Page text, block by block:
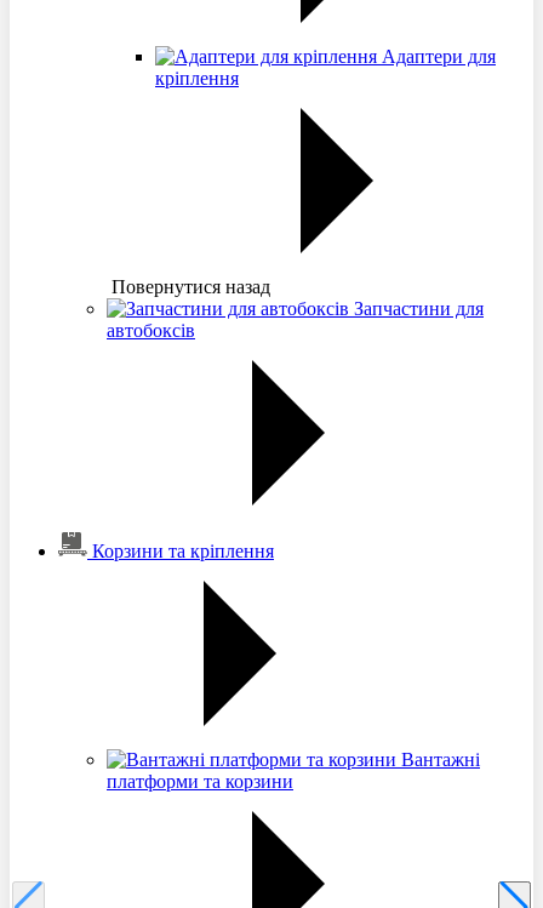
Адаптери для
кріплення
Повернутися назад
Запчастини для
автобоксів
Корзини та кріплення
Вантажні
платформи та корзини